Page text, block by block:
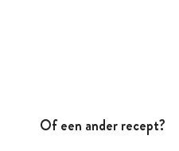
Of een ander recept?